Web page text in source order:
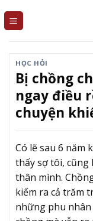
HỌC HỎI
Bị chồng
ngay điều
chuyện
Có lẽ sau 6 năm
thấy sợ tôi, cũng
thân mình.
kiếm ra cả trăm
những phu